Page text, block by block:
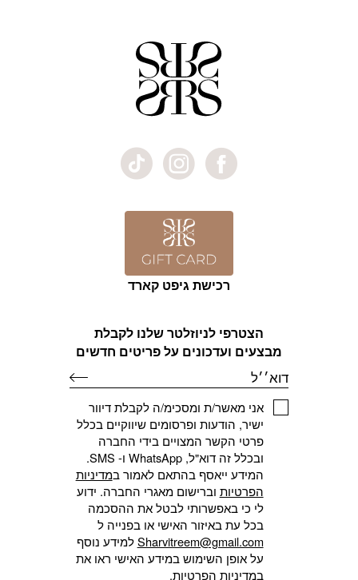
הצטרפי לניוזלטר שלנו לקבלת
מבצעים ועדכונים על פריטים חדשים
דוא׳׳ל
אני מאשר/ת ומסכימ/ה לקבלת דיוור
ישיר, הודעות ופרסומים שיווקיים בכלל
פרטי הקשר המצויים בידי החברה
ובכלל זה דוא"ל, WhatsApp ו- SMS.
המידע ייאסף בהתאם לאמור במדיניות
הפרטיות וברישום מאגרי החברה. ידוע
לי כי באפשרותי לבטל את ההסכמה
בכל עת באיזור האישי או בפנייה ל
Sharvitreem@gmail.comלמידע נוסף
על אופן השימוש במידע האישי ראו את
במדיניות הפרטיות.
רכישת גיפט קארד